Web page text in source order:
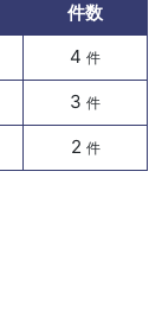
件数
4 件
3 件
2 件